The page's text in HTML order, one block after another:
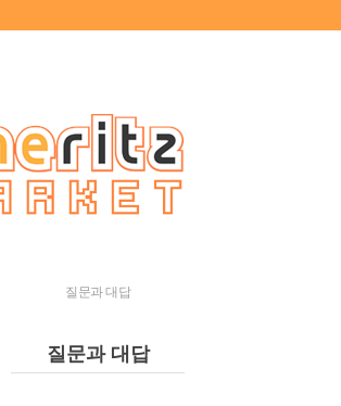
질문과 대답
질문과 대답